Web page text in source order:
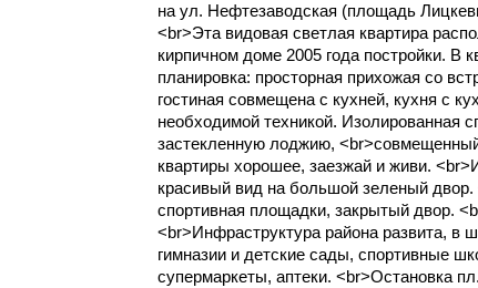
на ул. Нефтезаводская (площадь
<br>Эта видовая светлая квартира
кирпичном доме 2005 года постройки. В
планировка: просторная прихожая со
гостиная совмещена с кухней, кухня с
необходимой техникой. Изолированная
застекленную лоджию,
квартиры хорошее, заезжай и живи.
красивый вид на большой зеленый
спортивная площадки, закрытый двор.
<br>Инфраструктура района развита, в
гимназии и детские сады, спортивные
супермаркеты, аптеки. <br>Остановка